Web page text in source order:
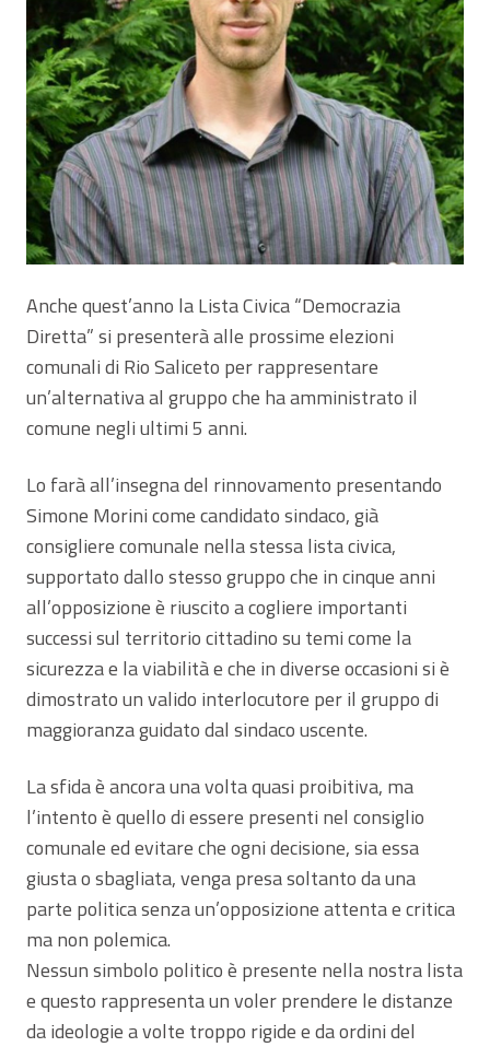
Anche quest’anno la Lista Civica “Democrazia
Diretta” si presenterà alle prossime elezioni
comunali di Rio Saliceto per rappresentare
un’alternativa al gruppo che ha amministrato il
comune negli ultimi 5 anni.
Lo farà all’insegna del rinnovamento presentando
Simone Morini come candidato sindaco, già
consigliere comunale nella stessa lista civica,
supportato dallo stesso gruppo che in cinque anni
all’opposizione è riuscito a cogliere importanti
successi sul territorio cittadino su temi come la
sicurezza e la viabilità e che in diverse occasioni si è
dimostrato un valido interlocutore per il gruppo di
maggioranza guidato dal sindaco uscente.
La sfida è ancora una volta quasi proibitiva, ma
l’intento è quello di essere presenti nel consiglio
comunale ed evitare che ogni decisione, sia essa
giusta o sbagliata, venga presa soltanto da una
parte politica senza un’opposizione attenta e critica
ma non polemica.
Nessun simbolo politico è presente nella nostra lista
e questo rappresenta un voler prendere le distanze
da ideologie a volte troppo rigide e da ordini del